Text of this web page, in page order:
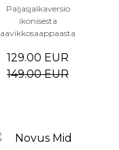
Paljasjalkaversio
ikonisesta
aavikkosaappaasta
129.00 EUR
149.00 EUR